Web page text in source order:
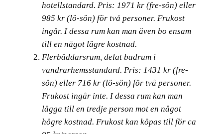
hotellstandard. Pris: 1971 kr (fre-sön) eller
985 kr (lö-sön) för två personer. Frukost
ingår. I dessa rum kan man även bo ensam
till en något lägre kostnad.
Flerbäddarsrum, delat badrum i
vandrarhemsstandard. Pris: 1431 kr (fre-
sön) eller 716 kr (lö-sön) för två personer.
Frukost ingår inte. I dessa rum kan man
lägga till en tredje person mot en något
högre kostnad. Frukost kan köpas till för ca